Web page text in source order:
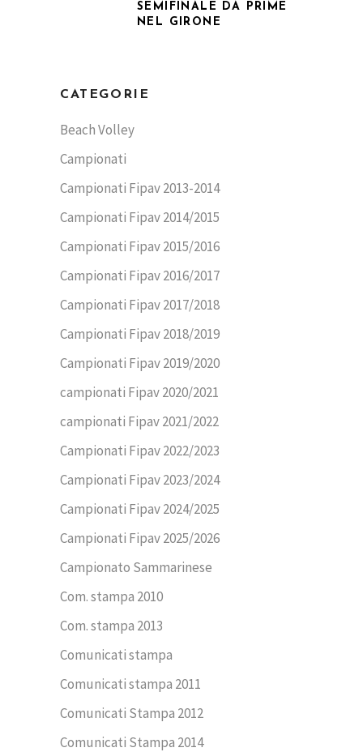
SEMIFINALE DA PRIME
NEL GIRONE
CATEGORIE
Beach Volley
Campionati
Campionati Fipav 2013-2014
Campionati Fipav 2014/2015
Campionati Fipav 2015/2016
Campionati Fipav 2016/2017
Campionati Fipav 2017/2018
Campionati Fipav 2018/2019
Campionati Fipav 2019/2020
campionati Fipav 2020/2021
campionati Fipav 2021/2022
Campionati Fipav 2022/2023
Campionati Fipav 2023/2024
Campionati Fipav 2024/2025
Campionati Fipav 2025/2026
Campionato Sammarinese
Com. stampa 2010
Com. stampa 2013
Comunicati stampa
Comunicati stampa 2011
Comunicati Stampa 2012
Comunicati Stampa 2014